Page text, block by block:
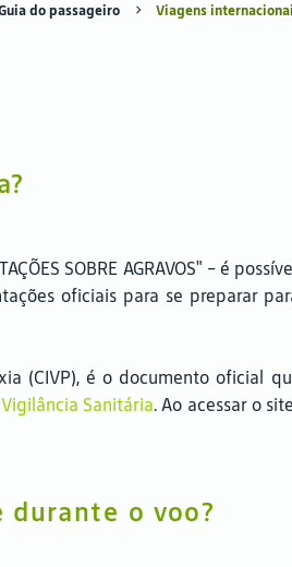
do passageiro Viagens
SOBRE AGRAVOS" - é
oficiais para se preparar
(CIVP), é o documento oficial
Sanitária. Ao acessar o
durante o voo?